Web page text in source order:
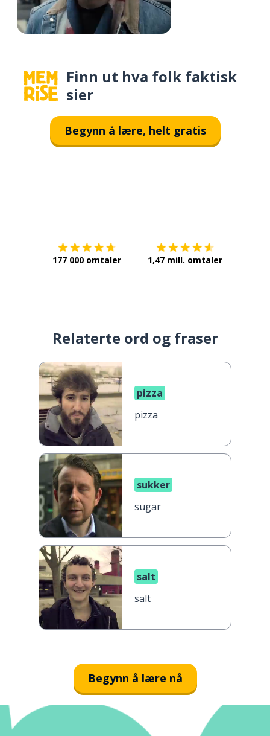
Finn ut hva folk faktisk
sier
Begynn å lære, helt gratis
177 000 omtaler 1,47 mill. omtaler
Relaterte ord og fraser
pizza
pizza
sukker
sugar
salt
salt
Begynn å lære nå